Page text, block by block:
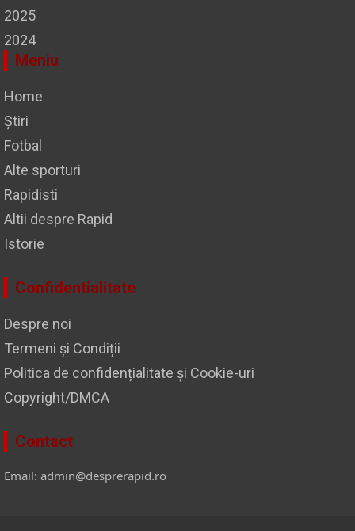
2025
2024
Meniu
Home
Știri
Fotbal
Alte sporturi
Rapidisti
Altii despre Rapid
Istorie
Confidentialitate
Despre noi
Termeni și Condiții
Politica de confidențialitate și Cookie-uri
Copyright/DMCA
Contact
Email: admin@desprerapid.ro